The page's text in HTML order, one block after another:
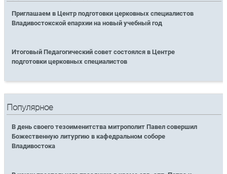
Приглашаем в Центр подготовки церковных специалистов
Владивостокской епархии на новый учебный год
Итоговый Педагогический совет состоялся в Центре
подготовки церковных специалистов
Популярное
В день своего тезоименитства митрополит Павел совершил
Божественную литургию в кафедральном соборе
Владивостока